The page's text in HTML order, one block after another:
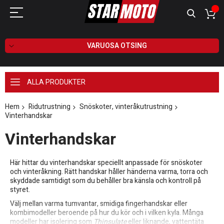
VARUOSA OTSING
ALLA PRODUKTER
Hem Ridutrustning
Snöskoter, vinteråkutrustning
Vinterhandskar
Vinterhandskar
Här hittar du vinterhandskar speciellt anpassade för snöskoter
och vinteråkning. Rätt handskar håller händerna varma, torra och
skyddade samtidigt som du behåller bra känsla och kontroll på
styret.
Välj mellan varma tumvantar, smidiga fingerhandskar eller
kombimodeller beroende på hur du kör och i vilken kyla. Många
modeller har isolering som Thinsulateeller liknande, vattentäta